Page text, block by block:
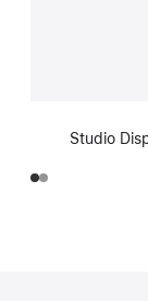
Studio